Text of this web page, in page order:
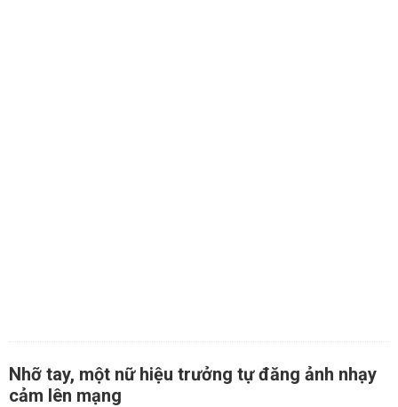
Nhỡ tay, một nữ hiệu trưởng tự đăng ảnh nhạy
cảm lên mạng